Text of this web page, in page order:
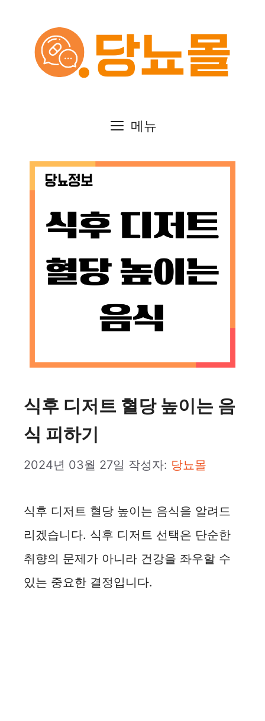
메뉴
식후 디저트 혈당 높이는 음
식 피하기
2024년 03월 27일 작성자: 당뇨몰
식후 디저트 혈당 높이는 음식을 알려드
리겠습니다. 식후 디저트 선택은 단순한
취향의 문제가 아니라 건강을 좌우할 수
있는 중요한 결정입니다.